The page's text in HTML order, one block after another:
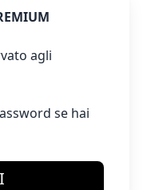
agli
se hai